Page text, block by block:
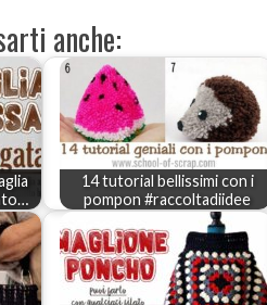
anche:
14 tutorial bellissimi con i
pompon #raccoltadiidee